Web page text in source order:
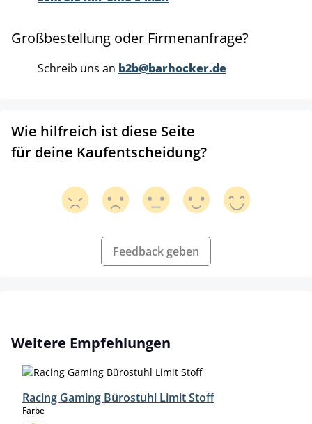
Großbestellung oder Firmenanfrage?
Schreib uns an b2b@barhocker.de
Wie hilfreich ist diese Seite
für deine Kaufentscheidung?
Feedback geben
Produktgalerie überspringen
Weitere Empfehlungen
Racing Gaming Bürostuhl Limit Stoff
Farbeauswählen